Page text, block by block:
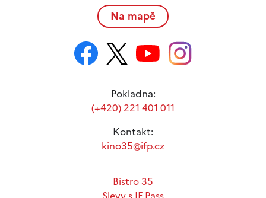
Na mapě
Pokladna:
(+420) 221 401 011
Kontakt:
kino35@ifp.cz
Bistro 35